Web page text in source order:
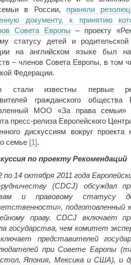
в России, приняли
документу, к принятию
Совета Европы – проекту
статусу детей и родительской
на английском языке был
– членов Совета Европы, в том
Федерации.
стали известны первые
гражданского
МОО «За права семьи»
пресс-релиза Европейского
дискуссиям вокруг проекта
семье [1].
по проекту Рекомендаций
по 14 октября 2011 года
(CDCJ) обсуждал
и правовому статусу
подготовленный
праву. CDCJ включает
государства, чем комитет
представителей
при Совете Европы
Япония, Мексика и США), и